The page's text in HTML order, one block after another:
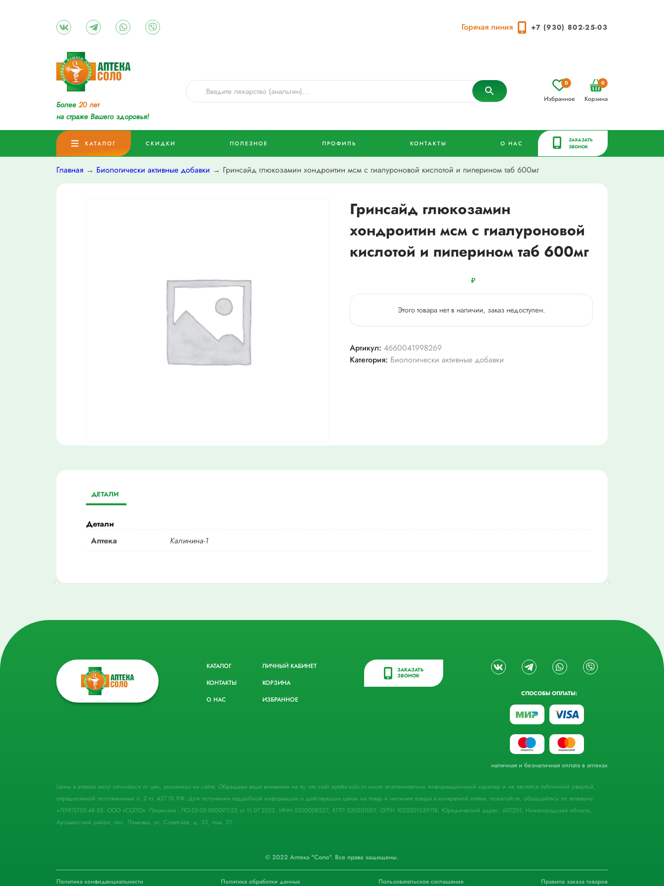
Горячая линия +7 (930) 802-25-03
Более 20 лет
на страже Вашего здоровья!
Избранное
0
Корзина
0
КАТАЛОГ СКИДКИ ПОЛЕЗНОЕ ПРОФИЛЬ КОНТАКТЫ О НАС
ЗАКАЗАТЬ
ЗВОНОК
Главная → Биологически активные добавки → Гринсайд глюкозамин хондроитин мсм с гиалуроновой кислотой и пиперином таб 600мг
Гринсайд глюкозамин
хондроитин мсм с гиалуроновой
кислотой и пиперином таб 600мг
₽
Этого товара нет в наличии, заказ недоступен.
Артикул: 4660041998269
Категория: Биологически активные добавки
ДЕТАЛИ
Детали
Аптека
Калинина-1
КАТАЛОГ
КОНТАКТЫ
О НАС
ЛИЧНЫЙ КАБИНЕТ
КОРЗИНА
ИЗБРАННОЕ
ЗАКАЗАТЬ
ЗВОНОК
СПОСОБЫ ОПЛАТЫ:
наличная и безналичная оплата в аптеках
Цены в аптеках могут отличаться от цен, указанных на сайте. Обращаем ваше внимание на то, что сайт apteka-solo.ru носит исключительно информационный характер и не является публичной офертой,
определяемой положениями п. 2 ст. 437 ГК РФ. Для получения подробной информации о действующих ценах на товар и наличии товара в конкретной аптеке, пожалуйста, обращайтесь по телефону
+7(987)755-48-55. ООО «СОЛО». Лицензия - ЛО-52-02-000097/22 от 11.07.2022. ИНН 5202008227; КПП 520201001; ОГРН 1025201339118. Юридический адрес: 607201, Нижегородская область,
Арзамасский район, пос. Ломовка, ул. Советская, д. 33, пом. 21.
© 2022 Аптека "Соло". Все права защищены.
Политика конфиденциальности Политика обработки данных Пользовательское соглашение Правила заказа товаров